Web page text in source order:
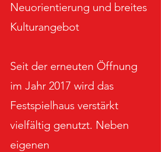
Neuorientierung und breites
Kulturangebot
Seit der erneuten Öffnung
im Jahr 2017 wird das
Festspielhaus verstärkt
vielfältig genutzt. Neben
eigenen